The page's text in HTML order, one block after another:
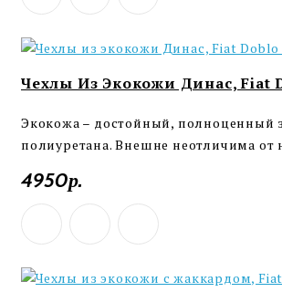
Чехлы Из Экокожи Динас, Fiat
Экокожа – достойный, полноценный
полиуретана. Внешне неотличима
4950р.